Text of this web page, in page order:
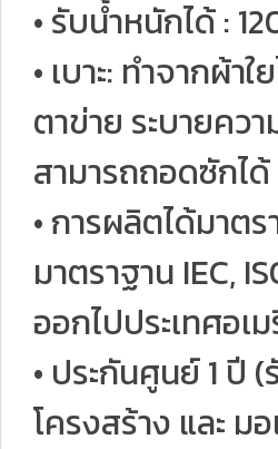
• รับน้ำหนักได้ :
• เบาะ: ทำจากผ้า
ตาข่าย ระบายคว
สามารถถอดซักได้
• การผลิตได้มาตร
มาตราฐาน IEC,
ออกไปประเทศอเ
• ประกันศูนย์ 1 ปี
โครงสร้าง และ ม